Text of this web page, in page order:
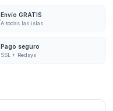
Envío GRATIS
A todas las islas
Pago seguro
SSL + Redsys